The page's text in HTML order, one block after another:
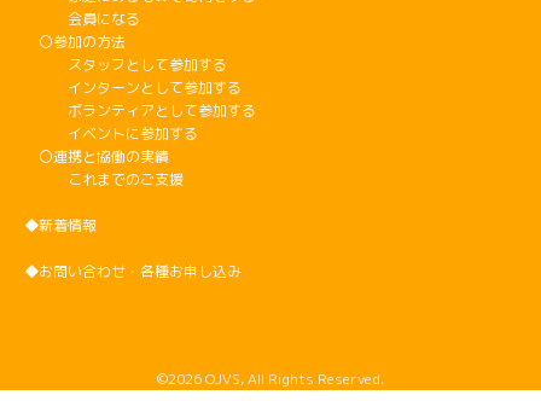
会員になる
〇参加の方法
スタッフとして参加する
インターンとして参加する
ボランティアとして参加する
イベントに参加する
〇連携と協働の実績
これまでのご支援
◆新着情報
◆お問い合わせ・各種お申し込み
©2026 OJVS, All Rights Reserved.